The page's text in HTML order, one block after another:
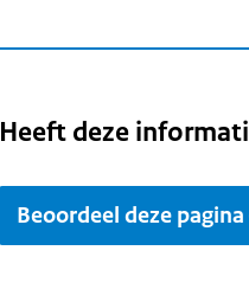
Heeft deze
Beoordeel deze pagina